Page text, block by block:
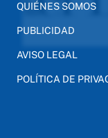
QUIÉNES SOMOS
PUBLICIDAD
AVISO LEGAL
POLÍTICA DE